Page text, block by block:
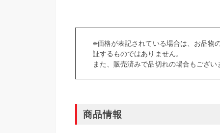
※価格が表記されている場合は、お品物
証するものではありません。
また、販売済みで品切れの場合もござい
商品情報